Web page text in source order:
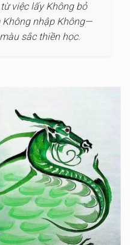
việc lấy Không bỏ
Không nhập Không—
sắc thiền học.